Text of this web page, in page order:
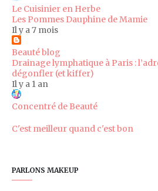
Le Cuisinier en Herbe
Les Pommes Dauphine de Mamie
Il y a 7 mois
Beauté blog
Drainage lymphatique à Paris :
dégonfler (et kiffer)
Il y a 1 an
Concentré de Beauté
C'est meilleur quand c'est bon
PARLONS MAKEUP